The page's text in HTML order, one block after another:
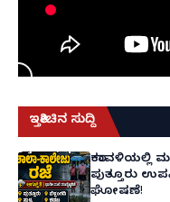
ಇತ್ತೀಚಿನ ಸುದ್ದಿ
ಕರಾವಳಿಯಲ್ಲಿ
ಪುತ್ತೂರು
ಘೋಷಣೆ!